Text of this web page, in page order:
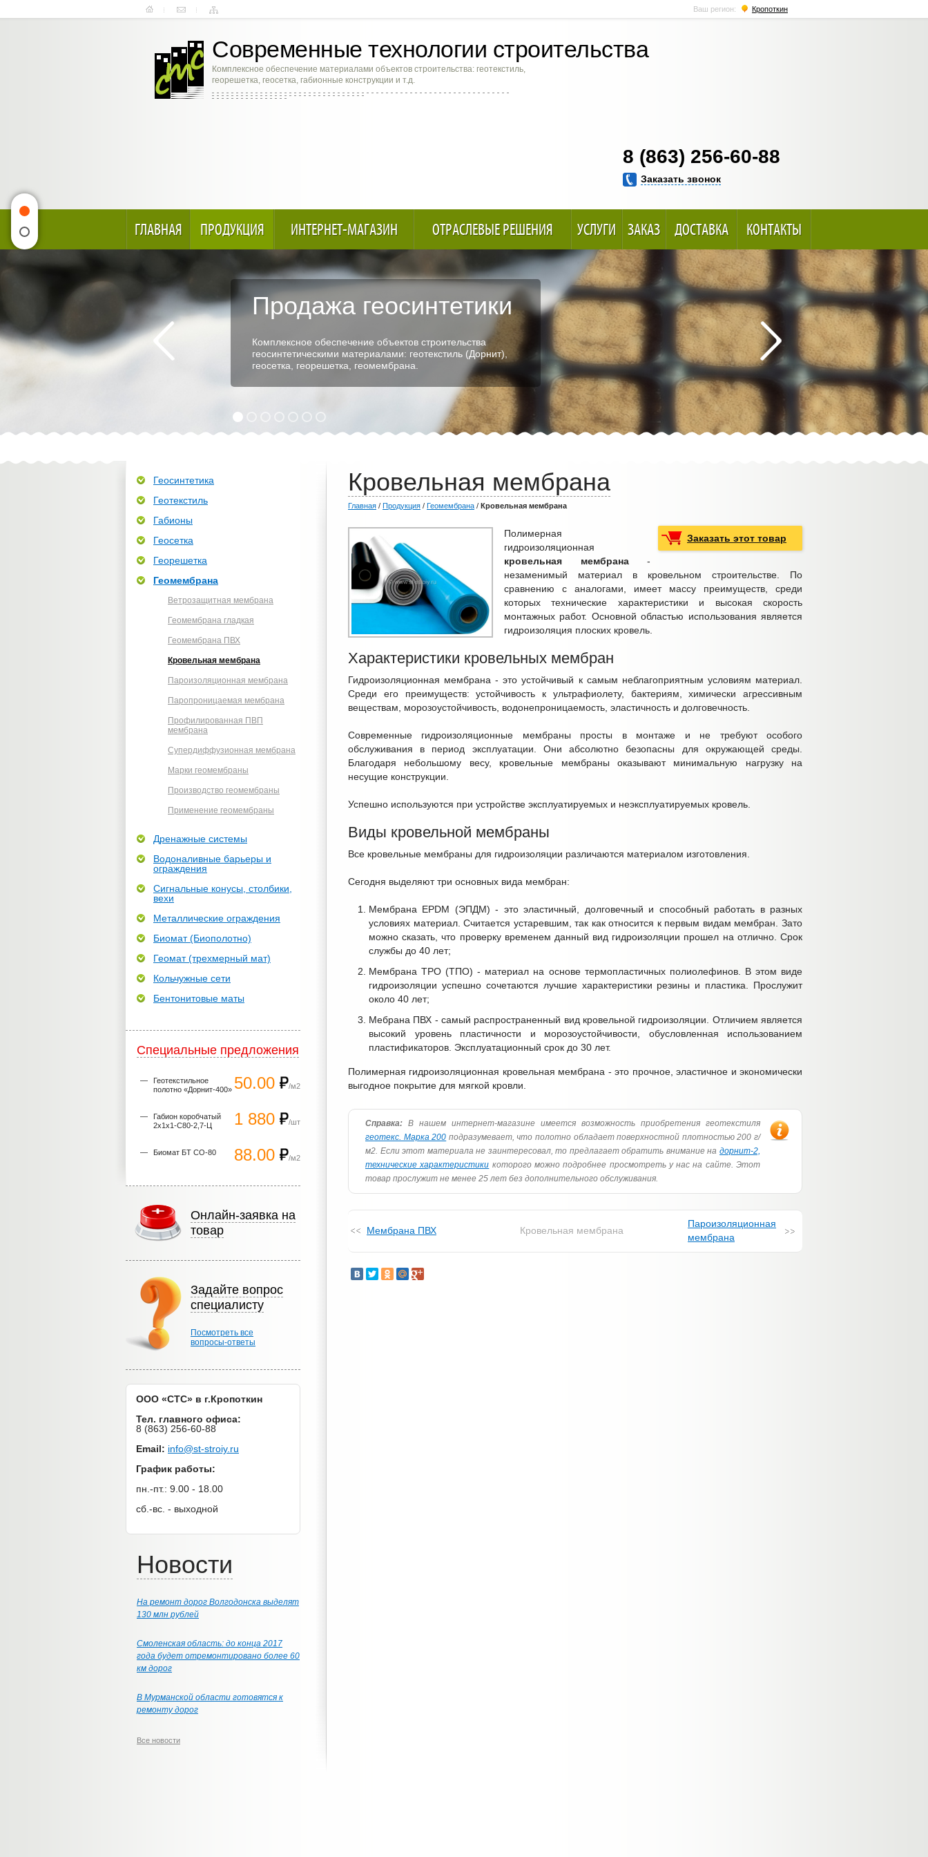
Ваш регион: Кропоткин
Современные технологии строительства
Комплексное обеспечение материалами объектов строительства: геотекстиль,
георешетка, геосетка, габионные конструкции и т.д.
8 (863) 256-60-88
Заказать звонок
ГЛАВНАЯ ПРОДУКЦИЯ ИНТЕРНЕТ-МАГАЗИН ОТРАСЛЕВЫЕ РЕШЕНИЯ УСЛУГИ ЗАКАЗ ДОСТАВКА КОНТАКТЫ
Продажа геосинтетики
Комплексное обеспечение объектов строительства
геосинтетическими материалами: геотекстиль (Дорнит),
геосетка, георешетка, геомембрана.
Кровельная мембрана
Главная / Продукция / Геомембрана / Кровельная мембрана
Заказать этот товар
Полимерная
гидроизоляционная
кровельная мембрана-
незаменимый материал в кровельном строительстве. По
сравнению с аналогами, имеет массу преимуществ, среди
которых технические характеристики и высокая скорость
монтажных работ. Основной областью использования является
гидроизоляция плоских кровель.
Характеристики кровельных мембран
Гидроизоляционная мембрана - это устойчивый к самым неблагоприятным условиям материал.
Среди его преимуществ: устойчивость к ультрафиолету, бактериям, химически агрессивным
веществам, морозоустойчивость, водонепроницаемость, эластичность и долговечность.
Современные гидроизоляционные мембраны просты в монтаже и не требуют особого
обслуживания в период эксплуатации. Они абсолютно безопасны для окружающей среды.
Благодаря небольшому весу, кровельные мембраны оказывают минимальную нагрузку на
несущие конструкции.
Успешно используются при устройстве эксплуатируемых и неэксплуатируемых кровель.
Виды кровельной мембраны
Все кровельные мембраны для гидроизоляции различаются материалом изготовления.
Сегодня выделяют три основных вида мембран:
Мембрана EPDM (ЭПДМ) - это эластичный, долговечный и способный работать в разных
условиях материал. Считается устаревшим, так как относится к первым видам мембран. Зато
можно сказать, что проверку временем данный вид гидроизоляции прошел на отлично. Срок
службы до 40 лет;
Мембрана TPO (ТПО) - материал на основе термопластичных полиолефинов. В этом виде
гидроизоляции успешно сочетаются лучшие характеристики резины и пластика. Прослужит
около 40 лет;
Мебрана ПВХ - самый распространенный вид кровельной гидроизоляции. Отличием является
высокий уровень пластичности и морозоустойчивости, обусловленная использованием
пластификаторов. Эксплуатационный срок до 30 лет.
Полимерная гидроизоляционная кровельная мембрана - это прочное, эластичное и экономически
выгодное покрытие для мягкой кровли.
Справка: В нашем интернет-магазине имеется возможность приобретения геотекстиля
геотекс. Марка 200 подразумевает, что полотно обладает поверхностной плотностью 200 г/
м2. Если этот материала не заинтересовал, то предлагает обратить внимание на дорнит-2,
технические характеристики которого можно подробнее просмотреть у нас на сайте. Этот
товар прослужит не менее 25 лет без дополнительного обслуживания.
Мембрана ПВХ Кровельная мембрана
Пароизоляционная
мембрана
Геосинтетика
Геотекстиль
Габионы
Геосетка
Георешетка
Геомембрана
Ветрозащитная мембрана
Геомембрана гладкая
Геомембрана ПВХ
Кровельная мембрана
Пароизоляционная мембрана
Паропроницаемая мембрана
Профилированная ПВП
мембрана
Супердиффузионная мембрана
Марки геомембраны
Производство геомембраны
Применение геомембраны
Дренажные системы
Водоналивные барьеры и
ограждения
Сигнальные конусы, столбики,
вехи
Металлические ограждения
Биомат (Биополотно)
Геомат (трехмерный мат)
Кольчужные сети
Бентонитовые маты
Специальные предложения
50.00 /м2
Геотекстильное
полотно «Дорнит-400»
1 880 /шт
Габион коробчатый
2х1х1-С80-2,7-Ц
88.00 /м2
Биомат БТ СО-80
Онлайн-заявка на
товар
Задайте вопрос
специалисту
Посмотреть все
вопросы-ответы
ООО «СТС» в г.Кропоткин
Тел. главного офиса:
8 (863) 256-60-88
Email: info@st-stroiy.ru
График работы:
пн.-пт.: 9.00 - 18.00
сб.-вс. - выходной
Новости
На ремонт дорог Волгодонска выделят
130 млн рублей
Смоленская область: до конца 2017
года будет отремонтировано более 60
км дорог
В Мурманской области готовятся к
ремонту дорог
Все новости